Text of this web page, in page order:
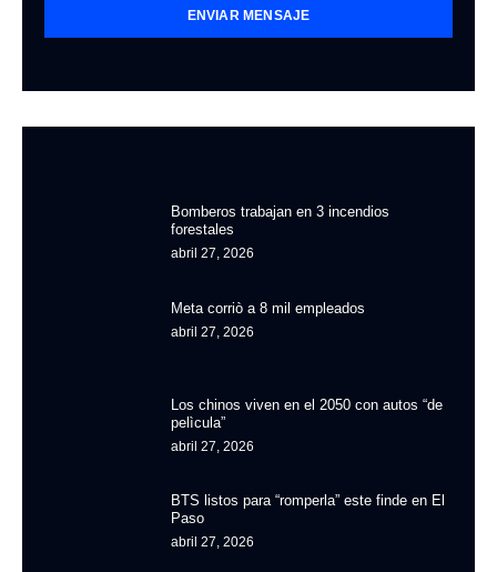
ENVIAR MENSAJE
Bomberos trabajan en 3 incendios
forestales
abril 27, 2026
Meta corriò a 8 mil empleados
abril 27, 2026
Los chinos viven en el 2050 con autos “de
pelìcula”
abril 27, 2026
BTS listos para “romperla” este finde en El
Paso
abril 27, 2026